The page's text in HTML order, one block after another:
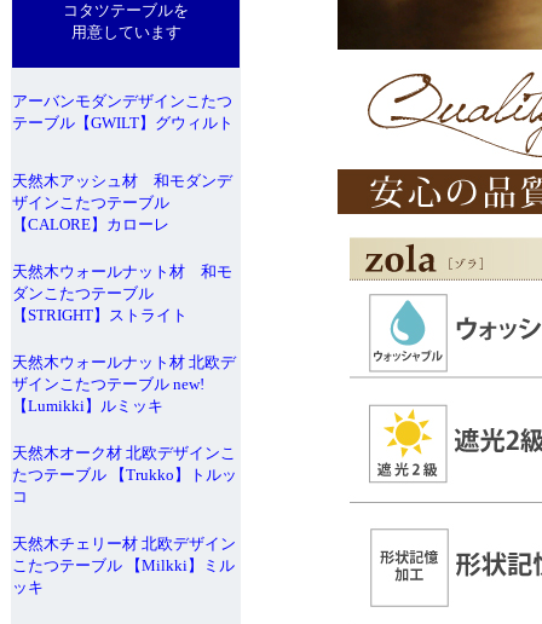
コタツテーブルを
用意しています
アーバンモダンデザインこたつ
テーブル【GWILT】グウィルト
天然木アッシュ材 和モダンデ
ザインこたつテーブル
【CALORE】カローレ
天然木ウォールナット材 和モ
ダンこたつテーブル
【STRIGHT】ストライト
天然木ウォールナット材 北欧デ
ザインこたつテーブル new!
【Lumikki】ルミッキ
天然木オーク材 北欧デザインこ
たつテーブル 【Trukko】トルッ
コ
天然木チェリー材 北欧デザイン
こたつテーブル 【Milkki】ミル
ッキ